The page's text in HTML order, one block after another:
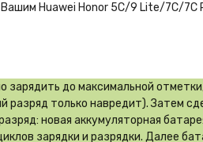
Huawei Honor 5C/9 Lite/7C/7C
зарядить до максимальной
разряд только навредит). Затем
новая аккумуляторная
зарядки и разрядки. Далее